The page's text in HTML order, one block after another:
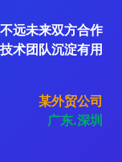
远未来双方合作
术团队沉淀有用
某外贸公司
广东.深圳